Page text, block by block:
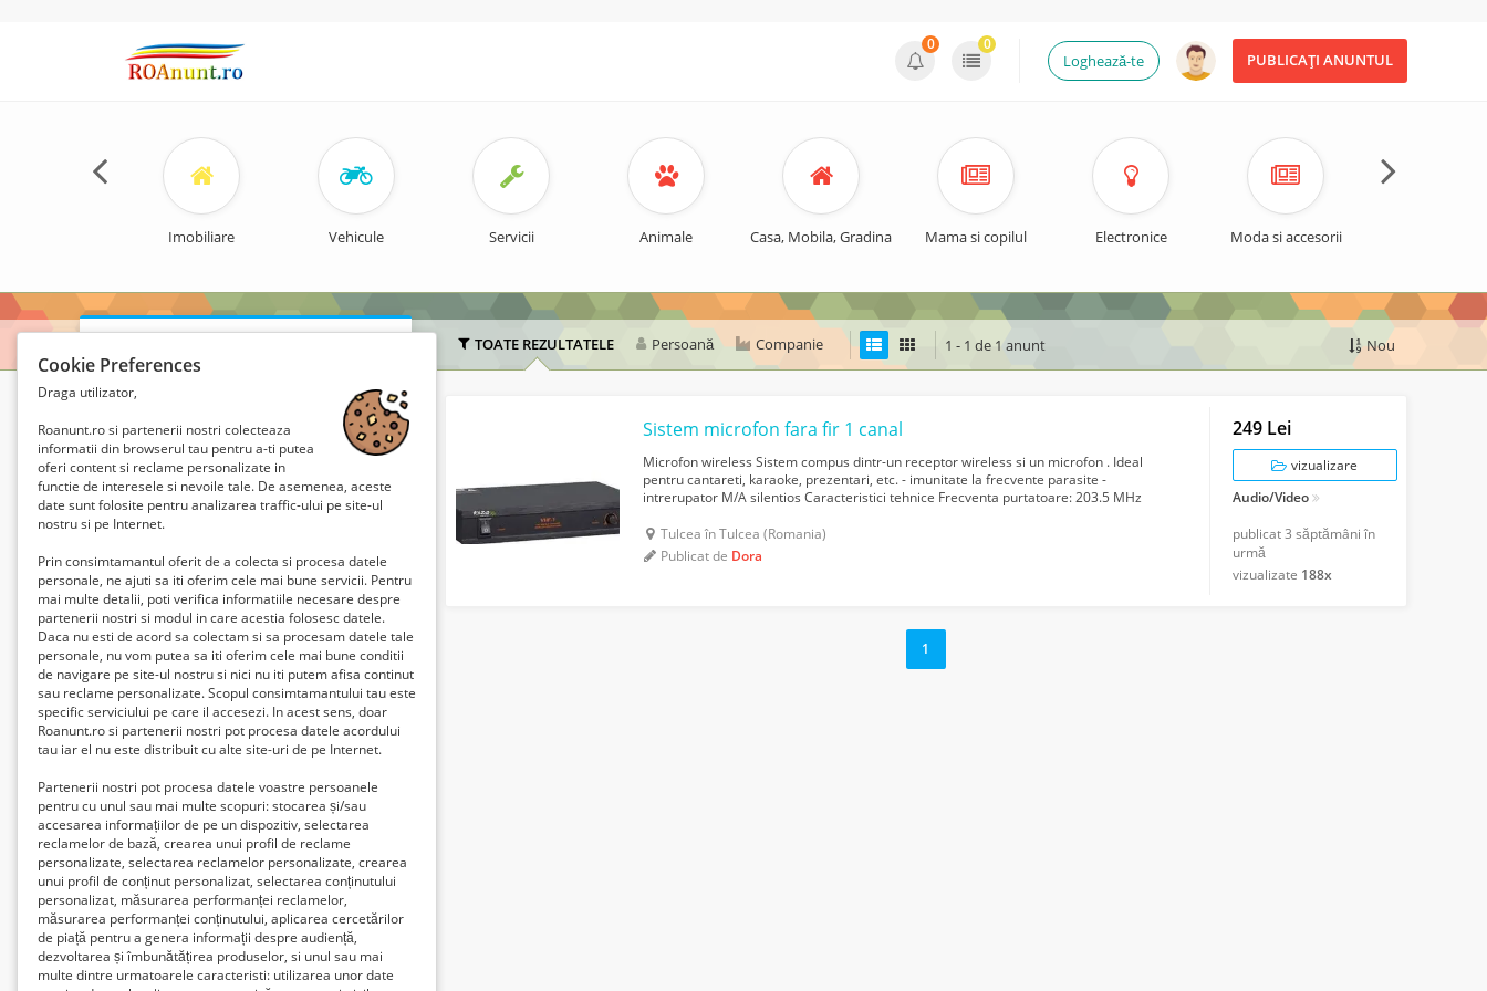
PUBLICAȚI ANUNTUL
Loghează-te
0 0
Imobiliare Vehicule Servicii Animale Casa, Mobila, Gradina Mama si copilul Electronice Moda si accesorii
TOATE REZULTATELE Persoană Companie 1 - 1 de 1 anunt Nou
Sistem microfon fara fir 1 canal
Microfon wireless Sistem compus dintr-un receptor wireless si un microfon . Ideal
pentru cantareti, karaoke, prezentari, etc. - imunitate la frecvente parasite -
intrerupator M/A silentios Caracteristici tehnice Frecventa purtatoare: 203.5 MHz
Tulcea în Tulcea (Romania)
Publicat de Dora
249 Lei
vizualizare
Audio/Video
publicat3 săptămâni în
urmă
vizualizate 188x
1
Cuvânt cheie.
Locație
Perioadă
Orice vârstă
Numai articole cu imagine
Preț: Lei0- Lei3488400
Căutare
Abonați-vă la această căutare
Curățați câmpurile
Cookie Preferences
Draga utilizator,
Roanunt.ro si partenerii nostri colecteaza
informatii din browserul tau pentru a-ti putea
oferi content si reclame personalizate in
functie de interesele si nevoile tale. De asemenea, aceste
date sunt folosite pentru analizarea traffic-ului pe site-ul
nostru si pe Internet.
Prin consimtamantul oferit de a colecta si procesa datele
personale, ne ajuti sa iti oferim cele mai bune servicii. Pentru
mai multe detalii, poti verifica informatiile necesare despre
partenerii nostri si modul in care acestia folosesc datele.
Daca nu esti de acord sa colectam si sa procesam datele tale
personale, nu vom putea sa iti oferim cele mai bune conditii
de navigare pe site-ul nostru si nici nu iti putem afisa continut
sau reclame personalizate. Scopul consimtamantului tau este
specific serviciului pe care il accesezi. In acest sens, doar
Roanunt.ro si partenerii nostri pot procesa datele acordului
tau iar el nu este distribuit cu alte site-uri de pe Internet.
Partenerii nostri pot procesa datele voastre persoanele
pentru cu unul sau mai multe scopuri: stocarea și/sau
accesarea informațiilor de pe un dispozitiv, selectarea
reclamelor de bază, crearea unui profil de reclame
personalizate, selectarea reclamelor personalizate, crearea
unui profil de conținut personalizat, selectarea conținutului
personalizat, măsurarea performanței reclamelor,
măsurarea performanței conținutului, aplicarea cercetărilor
de piață pentru a genera informații despre audiență,
dezvoltarea și îmbunătățirea produselor, si unul sau mai
multe dintre urmatoarele caracteristi: utilizarea unor date